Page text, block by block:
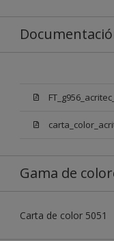
Gama de
Carta de color 5051